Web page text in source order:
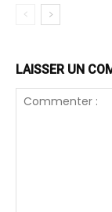
LAISSER UN